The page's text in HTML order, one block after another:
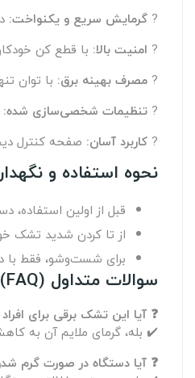
? گرمایش سریع و یکنواخت:
? امنیت بالا: با قطع کن
? مصرف بهینه برق: با توان تنها 60 وات، یکی از کم‌مصرف‌ترین تشک‌های برقی
? تنظیمات شخصی‌سازی شده:
? کاربرد آسان: صفحه کنترل
نحوه استفاده و
قبل از اولین استفاده، دستگاه را 2 ساعت در
از تا کردن شدید تشک
برای شست‌وشو، فقط با
سوالات متداول (FAQ)
❓ آیا این تشک برقی برای
✔️ بله، گرمای ملایم آن به
❓ آیا دستگاه در صورت